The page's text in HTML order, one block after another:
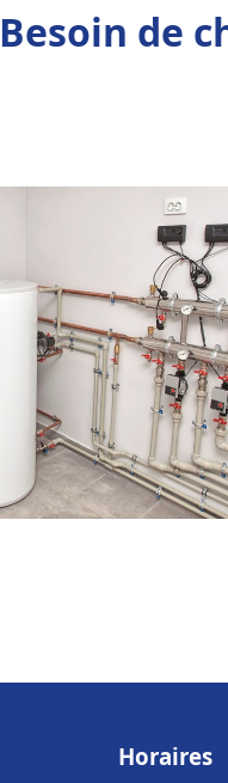
Besoin de
Horaires